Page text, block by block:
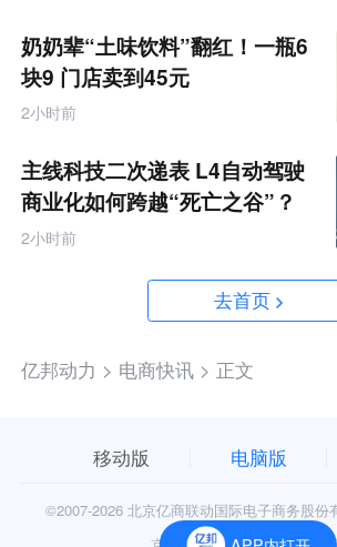
奶奶辈“土味饮料”翻红！一瓶6
块9 门店卖到45元
2小时前
主线科技二次递表 L4自动驾驶
商业化如何跨越“死亡之谷”？
2小时前
去首页
亿邦动力 > 电商快讯 > 正文
移动版 电脑版
©2007-2026 北京亿商联动国际电子商务股份